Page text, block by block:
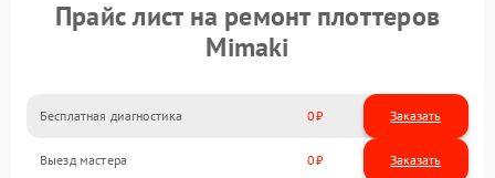
Прайс лист на ремонт плоттеров
Mimaki
Бесплатная диагностика 0 Заказать
Выезд мастера 0 Заказать